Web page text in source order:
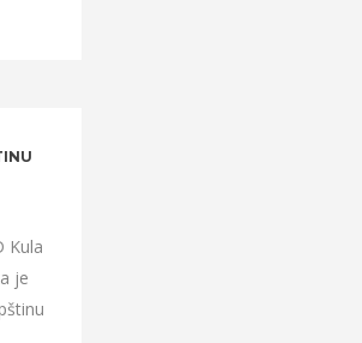
Kula
je